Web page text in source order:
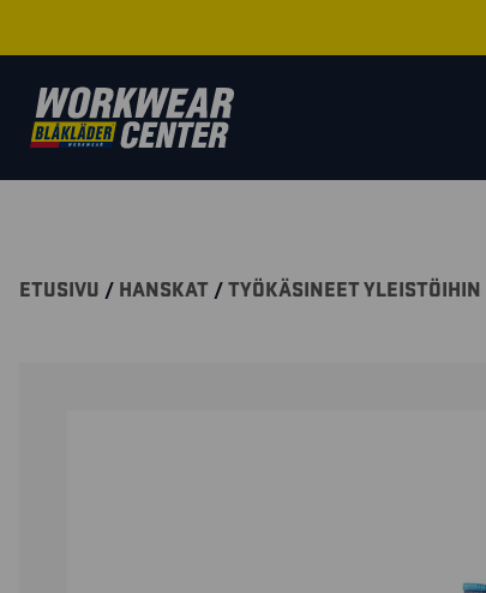
ETUSIVU / HANSKAT /TYÖKÄSINEET YLEISTÖIHIN